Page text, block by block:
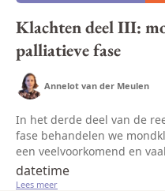
Klachten deel III:
palliatieve fase
Annelot van der Meulen
In het derde deel van de
fase behandelen we
een veelvoorkomend en
patiënten in de palliatieve
comfort en de kwali...
datetime
Lees meer